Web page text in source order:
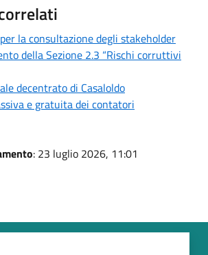
la consultazione degli stakeholder
della Sezione 2.3 “Rischi corruttivi
decentrato di Casaloldo
e gratuita dei contatori
: 23 luglio 2026, 11:01